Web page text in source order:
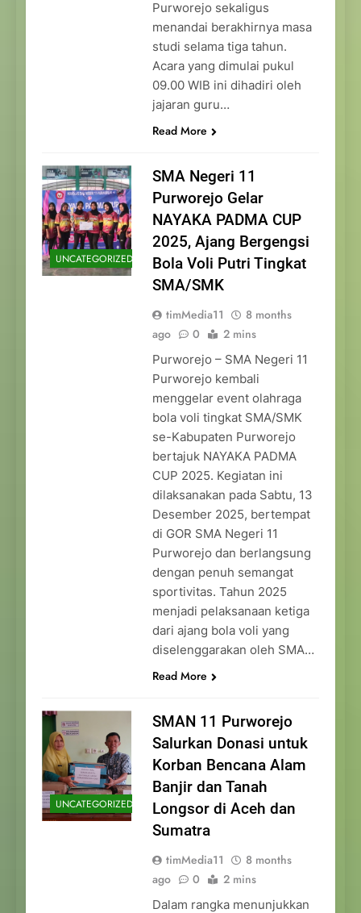
Purworejo sekaligus
menandai berakhirnya masa
studi selama tiga tahun.
Acara yang dimulai pukul
09.00 WIB ini dihadiri oleh
jajaran guru…
Read More
UNCATEGORIZED
SMA Negeri 11
Purworejo Gelar
NAYAKA PADMA CUP
2025, Ajang Bergengsi
Bola Voli Putri Tingkat
SMA/SMK
timMedia11
8 months
ago
0 2 mins
Purworejo – SMA Negeri 11
Purworejo kembali
menggelar event olahraga
bola voli tingkat SMA/SMK
se-Kabupaten Purworejo
bertajuk NAYAKA PADMA
CUP 2025. Kegiatan ini
dilaksanakan pada Sabtu, 13
Desember 2025, bertempat
di GOR SMA Negeri 11
Purworejo dan berlangsung
dengan penuh semangat
sportivitas. Tahun 2025
menjadi pelaksanaan ketiga
dari ajang bola voli yang
diselenggarakan oleh SMA…
Read More
UNCATEGORIZED
SMAN 11 Purworejo
Salurkan Donasi untuk
Korban Bencana Alam
Banjir dan Tanah
Longsor di Aceh dan
Sumatra
timMedia11
8 months
ago
0 2 mins
Dalam rangka menunjukkan